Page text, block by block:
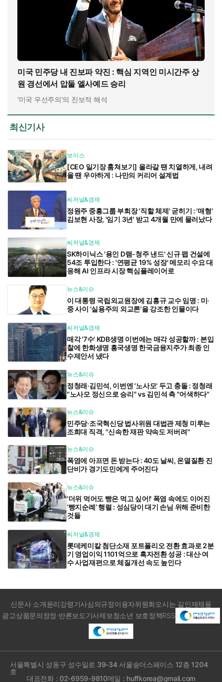
미국 민주당 내 진보파 약진 : 핵심 지역인 미시간주 상
원 경선에서 압둘 엘사예드 승리
'미국 우선주의'의 진보적 해석
최신기사
보이스
[CEO 일기장 훔쳐보기] 올라갈 땐 치열하게, 내려
올 땐 우아하게 : 나만의 커리어 설계법
씨저널&경제
정원주 중흥그룹 부회장 '직할 체제' 굳히기 : '매형'
김보현 사장, '임기 3년' 받고 4개월 만에 물러났다
씨저널&경제
SK하이닉스 '용인 D램-청주 낸드' 신규 팹 건설에
54조 투입한다 : '연평균 19% 성장' 메모리 수요 대
응해 AI 인프라 시장 핵심플레이어로
뉴스&이슈
이 대통령 국립외교원장에 김흥규 교수 임명 : 미·
중 사이 '실용주의 외교론'을 강조한 인물이다
씨저널&경제
매각 '7수' KDB생명 이번에는 매각 성공할까 : 본입
찰에 한화생명 흥국생명 한국금융지주가 최종 인
수제안서 냈다
뉴스&이슈
정청래·김민석, 이번엔 '노사모' 두고 충돌 : 정청래
"노사모 정신으로 승리" vs 김민석 측 "어색하다"
뉴스&이슈
민주당·조국혁신당 법사위원 대법관 제청 미루는
조희대 직격, "신속한 재판 약속도 저버려"
뉴스&이슈
폭염에 아프면 돈 받는다 : 40도 날씨, 온열질환 진
단비가 경기도민에게 주어진다
뉴스&이슈
'더위 먹어도 빵은 먹고 싶어!' 폭염 속에도 이어진
‘빵지순례’ 행렬 : 성심당이 대기 손님 위해 준비한
것들
씨저널&경제
롯데케미칼 첨단소재 포트폴리오 전환 효과로 2분
기 영업이익 1101억으로 흑자전환 성공 : 대산·여
수 사업재편으로 체질개선 속도 높인다
신문사 소개윤리강령기사심의규정이용자위원회 오시는 길인재채용
광고상품문의정정·반론보도기사제보청소년 보호정책RSS
서울특별시 성동구 성수일로 39-34 서울숲더스페이스 12층 1204
호
대표전화 : 02-6959-9810메일 : huffkorea@gmail.com